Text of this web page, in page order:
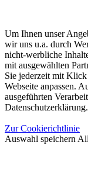
Um Ihnen unser
wir uns u.a. durch
nicht-werbliche
mit ausgewählten
Sie jederzeit mit
Webseite anpassen.
ausgeführten
Datenschutzerklärung.
Zur Cookierichtlinie
Auswahl speichern